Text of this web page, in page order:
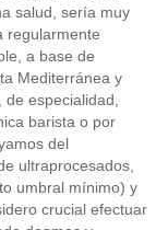
salud, sería muy
regularmente
a base de
Mediterránea y
especialidad,
barista o por
del
ultraprocesados,
umbral mínimo) y
crucial efectuar